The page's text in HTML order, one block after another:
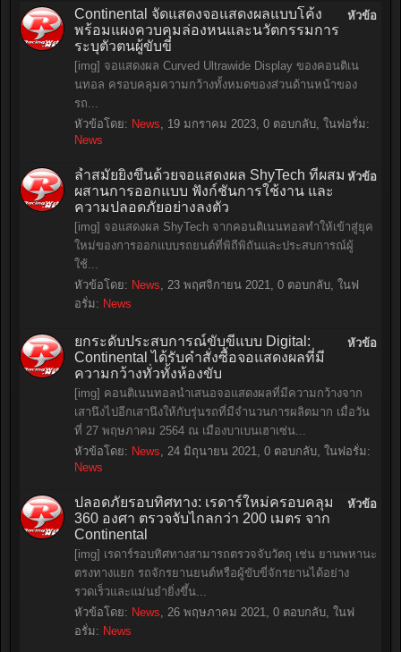
หัวข้อ
Continental จัดแสดงจอแสดงผลแบบโค้ง
พร้อมแผงควบคุมล่องหนและนวัตกรรมการ
ระบุตัวตนผู้ขับขี่
[img] จอแสดงผล Curved Ultrawide Display ของคอนติเน
นทอล ครอบคลุมความกว้างทั้งหมดของส่วนด้านหน้าของ
รถ...
หัวข้อโดย: News, 19 มกราคม 2023, 0 ตอบกลับ, ในฟอรั่ม:
News
หัวข้อ
ล้ำสมัยยิ่งขึ้นด้วยจอแสดงผล ShyTech ที่ผสม
ผสานการออกแบบ ฟังก์ชันการใช้งาน และ
ความปลอดภัยอย่างลงตัว
[img] จอแสดงผล ShyTech จากคอนติเนนทอลทำให้เข้าสู่ยุค
ใหม่ของการออกแบบรถยนต์ที่พิถีพิถันและประสบการณ์ผู้
ใช้...
หัวข้อโดย: News, 23 พฤศจิกายน 2021, 0 ตอบกลับ, ในฟ
อรั่ม: News
หัวข้อ
ยกระดับประสบการณ์ขับขี่แบบ Digital:
Continental ได้รับคำสั่งซื้อจอแสดงผลที่มี
ความกว้างทั่วทั้งห้องขับ
[img] คอนติเนนทอลนำเสนอจอแสดงผลที่มีความกว้างจาก
เสานึงไปอีกเสานึงให้กับรุ่นรถที่มีจำนวนการผลิตมาก เมื่อวัน
ที่ 27 พฤษภาคม 2564 ณ เมืองบาเบนเฮาเซ่น...
หัวข้อโดย: News, 24 มิถุนายน 2021, 0 ตอบกลับ, ในฟอรั่ม:
News
หัวข้อ
ปลอดภัยรอบทิศทาง: เรดาร์ใหม่ครอบคลุม
360 องศา ตรวจจับไกลกว่า 200 เมตร จาก
Continental
[img] เรดาร์รอบทิศทางสามารถตรวจจับวัตถุ เช่น ยานพหานะ
ตรงทางแยก รถจักรยานยนต์หรือผู้ขับขี่จักรยานได้อย่าง
รวดเร็วและแม่นยำยิ่งขึ้น...
หัวข้อโดย: News, 26 พฤษภาคม 2021, 0 ตอบกลับ, ในฟ
อรั่ม: News